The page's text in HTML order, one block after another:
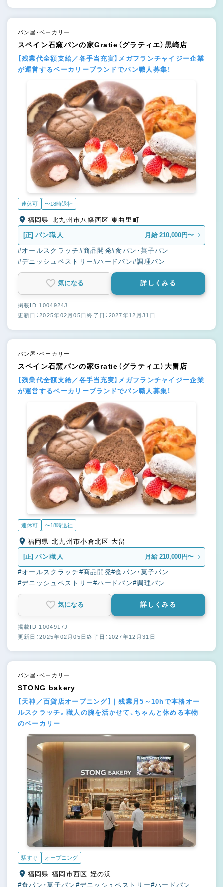
パン屋・ベーカリー
スペイン石窯パンの家Gratie（グラティエ）黒崎店
【残業代全額支給／各手当充実】メガフランチャイジー企業
が運営するベーカリーブランドでパン職人募集！
連休可 〜18時退社
福岡県 北九州市八幡西区 東曲里町
[正] パン職人 月給 210,000円〜
#オールスクラッチ #商品開発#食パン・菓子パン
#デニッシュペストリー#ハードパン#調理パン
気になる 詳しくみる
掲載ID 1004924J
更新日：2025年02月05日終了日：2027年12月31日
パン屋・ベーカリー
スペイン石窯パンの家Gratie（グラティエ）大畠店
【残業代全額支給／各手当充実】メガフランチャイジー企業
が運営するベーカリーブランドでパン職人募集！
連休可 〜18時退社
福岡県 北九州市小倉北区 大畠
[正] パン職人 月給 210,000円〜
#オールスクラッチ #商品開発#食パン・菓子パン
#デニッシュペストリー#ハードパン#調理パン
気になる 詳しくみる
掲載ID 1004917J
更新日：2025年02月05日終了日：2027年12月31日
パン屋・ベーカリー
STONG bakery
【天神／百貨店オープニング】｜残業月5～10hで本格オー
ルスクラッチ。職人の腕を活かせて、ちゃんと休める本物
のベーカリー
駅すぐ オープニング
福岡県 福岡市西区 姪の浜
#食パン・菓子パン #デニッシュペストリー#ハードパン